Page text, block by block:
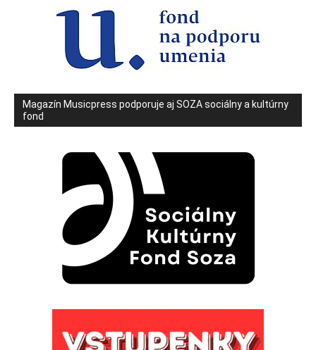
Magazín Musicpress podporuje aj SOZA sociálny a kultúrny
fond